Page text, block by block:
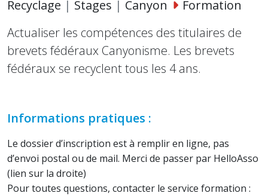
Recyclage | Stages | Canyon
Formation
Actualiser les compétences des titulaires de
brevets fédéraux Canyonisme. Les brevets
fédéraux se recyclent tous les 4 ans.
Informations pratiques :
Le dossier d’inscription est à remplir en ligne, pas
d’envoi postal ou de mail. Merci de passer par HelloAsso
(lien sur la droite)
Pour toutes questions, contacter le service formation :